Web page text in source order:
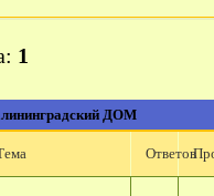
ДОМ
1
Ответов